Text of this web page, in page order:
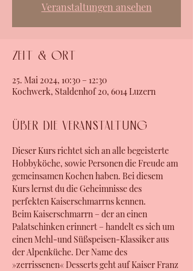
Veranstaltungen ansehen
Zeit & Ort
25. Mai 2024, 10:30 – 12:30
Kochwerk, Staldenhof 20, 6014 Luzern
Über die Veranstaltung
Dieser Kurs richtet sich an alle begeisterte
Hobbyköche, sowie Personen die Freude am
gemeinsamen Kochen haben. Bei diesem
Kurs lernst du die Geheimnisse des
perfekten Kaiserschmarrns kennen.
Beim Kaiserschmarrn – der an einen
Palatschinken erinnert – handelt es sich um
einen Mehl-und Süßspeisen-Klassiker aus
der Alpenküche. Der Name des
»zerrissenen« Desserts geht auf Kaiser Franz